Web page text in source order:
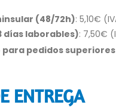
(48/72h): 5,10€
días laborables): 7,50€
pedidos
ENTREGA